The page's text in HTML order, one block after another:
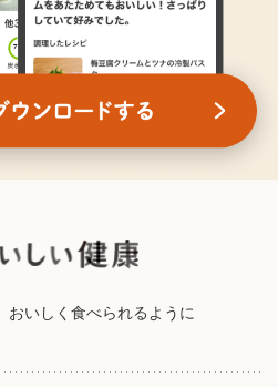
おいしく食べられるように